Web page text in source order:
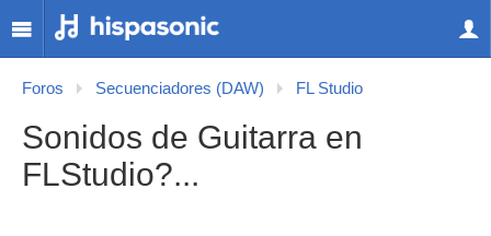
Foros Secuenciadores (DAW) FL Studio
Sonidos de Guitarra en
FLStudio?...